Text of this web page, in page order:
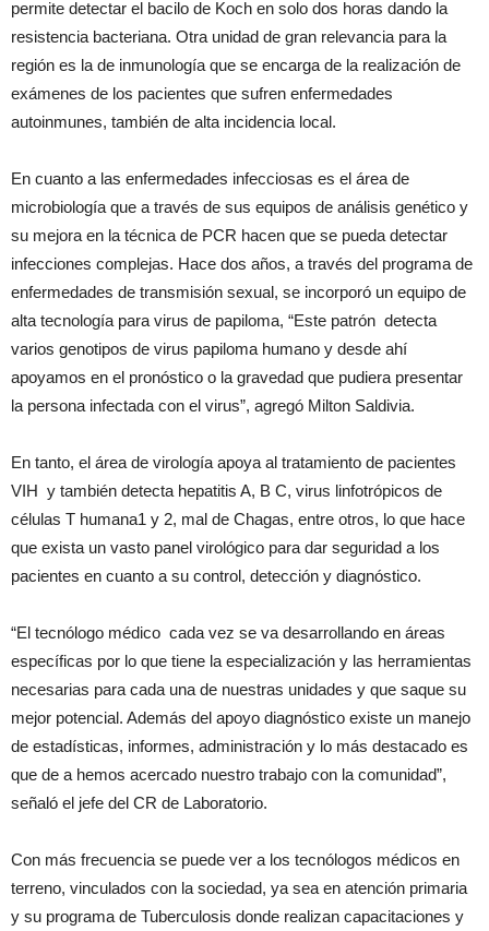
permite detectar el bacilo de Koch en solo dos horas dando la
resistencia bacteriana. Otra unidad de gran relevancia para la
región es la de inmunología que se encarga de la realización de
exámenes de los pacientes que sufren enfermedades
autoinmunes, también de alta incidencia local.
En cuanto a las enfermedades infecciosas es el área de
microbiología que a través de sus equipos de análisis genético y
su mejora en la técnica de PCR hacen que se pueda detectar
infecciones complejas. Hace dos años, a través del programa de
enfermedades de transmisión sexual, se incorporó un equipo de
alta tecnología para virus de papiloma, “Este patrón detecta
varios genotipos de virus papiloma humano y desde ahí
apoyamos en el pronóstico o la gravedad que pudiera presentar
la persona infectada con el virus”, agregó Milton Saldivia.
En tanto, el área de virología apoya al tratamiento de pacientes
VIH y también detecta hepatitis A, B C, virus linfotrópicos de
células T humana1 y 2, mal de Chagas, entre otros, lo que hace
que exista un vasto panel virológico para dar seguridad a los
pacientes en cuanto a su control, detección y diagnóstico.
“El tecnólogo médico cada vez se va desarrollando en áreas
específicas por lo que tiene la especialización y las herramientas
necesarias para cada una de nuestras unidades y que saque su
mejor potencial. Además del apoyo diagnóstico existe un manejo
de estadísticas, informes, administración y lo más destacado es
que de a hemos acercado nuestro trabajo con la comunidad”,
señaló el jefe del CR de Laboratorio.
Con más frecuencia se puede ver a los tecnólogos médicos en
terreno, vinculados con la sociedad, ya sea en atención primaria
y su programa de Tuberculosis donde realizan capacitaciones y